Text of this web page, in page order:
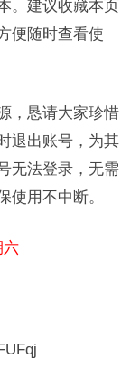
。建议收藏本页
便随时查看使
，恳请大家珍惜
退出账号，为其
无法登录，无需
使用不中断。
六